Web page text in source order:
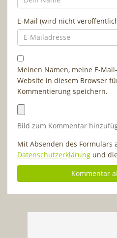
E-Mail (wird nicht
Meinen Namen, meine E-
Website in diesem Browser
Kommentierung speichern.
Bild zum Kommentar
Mit Absenden des Formulars
Datenschutzerklärung und